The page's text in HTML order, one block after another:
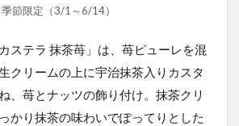
季節限定（3/1～6/14）
ステラ 抹茶苺」は、苺ピューレを混
クリームの上に宇治抹茶入りカスタ
、苺とナッツの飾り付け。抹茶クリ
かり抹茶の味わいでぽってりとした